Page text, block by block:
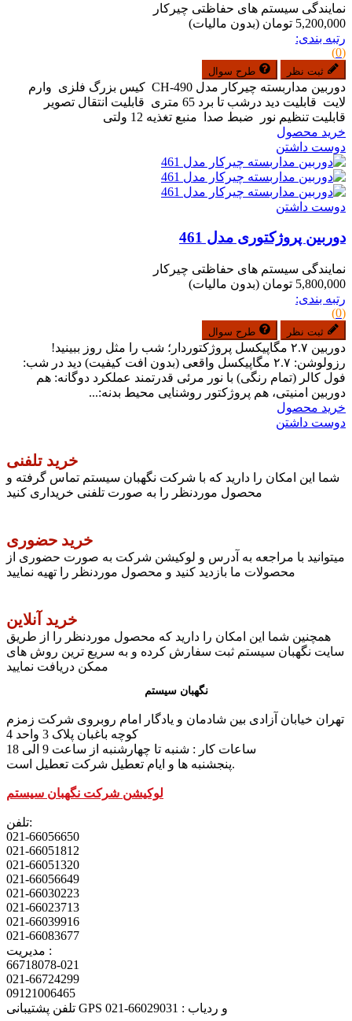
نمایندگی سیستم های حفاظتی چیرکار
5,200,000 تومان
(بدون مالیات)
رتبه بندی:
(0)
ثبت نظر طرح سوال
دوربین مداربسته چیرکار مدل CH-490 کیس بزرگ فلزی وارم
لایت قابلیت دید درشب تا برد 65 متری قابلیت انتقال تصویر
قابلیت تنظیم نور ضبط صدا منبع تغذیه 12 ولتی
خرید محصول
دوست داشتن
دوست داشتن
دوربین پروژکتوری مدل 461
نمایندگی سیستم های حفاظتی چیرکار
5,800,000 تومان
(بدون مالیات)
رتبه بندی:
(0)
ثبت نظر طرح سوال
دوربین ۲.۷ مگاپیکسل پروژکتوردار؛ شب را مثل روز ببینید!
رزولوشن: ۲.۷ مگاپیکسل واقعی (بدون افت کیفیت) دید در شب:
فول کالر (تمام رنگی) با نور مرئی قدرتمند عملکرد دوگانه: هم
دوربین امنیتی، هم پروژکتور روشنایی محیط بدنه:...
خرید محصول
دوست داشتن
خرید تلفنی
شما این امکان را دارید که با شرکت نگهبان سیستم تماس گرفته و
محصول موردنظر را به صورت تلفنی خریداری کنید
خرید حضوری
میتوانید با مراجعه به آدرس و لوکیشن شرکت به صورت حضوری از
محصولات ما بازدید کنید و محصول موردنظر را تهیه نمایید
خرید آنلاین
همچنین شما این امکان را دارید که محصول موردنظر را از طریق
سایت نگهبان سیستم ثبت سفارش کرده و به سریع ترین روش های
ممکن دریافت نمایید
نگهبان سیستم
تهران خیابان آزادی بین شادمان و یادگار امام روبروی شرکت زمزم
کوچه باغبان پلاک 3 واحد 4
پنجشنبه ها و ایام تعطیل شرکت تعطیل است.
لوکیشن شرکت نگهبان سیستم
تلفن:
021-66056650
021-66051812
021-66051320
021-66056649
021-66030223
021-66023713
021-66039916
021-66083677
مدیریت :
66718078-021
021-66724299
09121006465
تلفن پشتیبانی GPS و ردیاب : 66029031-021